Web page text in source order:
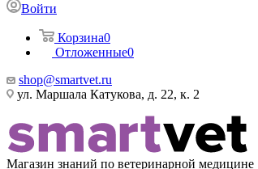
Войти
Корзина0
Отложенные0
shop@smartvet.ru
ул. Маршала Катукова, д. 22, к. 2
Магазин знаний по ветеринарной медицине